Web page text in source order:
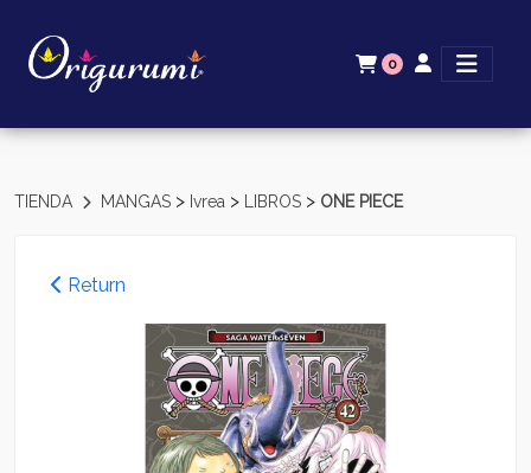
0
TIENDA MANGAS > Ivrea > LIBROS > ONE PIECE
Return